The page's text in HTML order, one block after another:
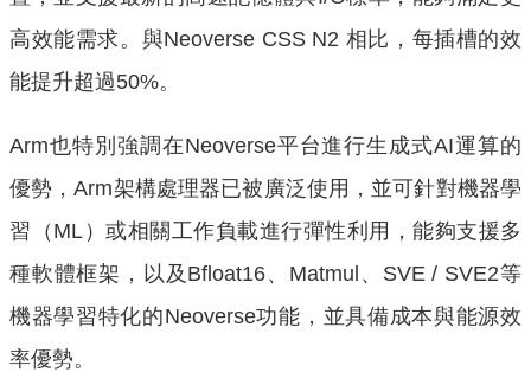
高效能需求。與Neoverse CSS N2 相比，每插槽的效
能提升超過50%。
Arm也特別強調在Neoverse平台進行生成式AI運算的
優勢，Arm架構處理器已被廣泛使用，並可針對機器學
習（ML）或相關工作負載進行彈性利用，能夠支援多
種軟體框架，以及Bfloat16、Matmul、SVE / SVE2等
機器學習特化的Neoverse功能，並具備成本與能源效
率優勢。